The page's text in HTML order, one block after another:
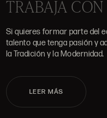
TRABAJA
Si quieres formar parte del
talento que tenga pasión y
la Tradición y la Modernidad.
LEER MÁS